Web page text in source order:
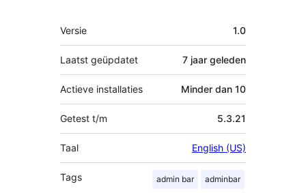
Meta
Versie 1.0
Laatst geüpdatet 7 jaar geleden
Actieve installaties Minder dan 10
Getest t/m 5.3.21
Taal English (US)
Tags admin bar adminbar